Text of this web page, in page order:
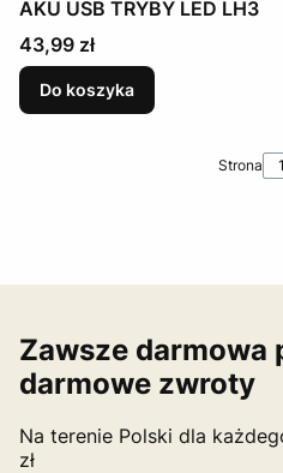
AKU USB TRYBY LED LH3
Cena
43,99 zł
Do koszyka
Strona
Zawsze darmowa
darmowe zwroty
Na terenie Polski dla
zł